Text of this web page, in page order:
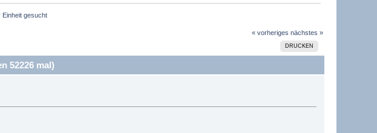
Einheit gesucht
« vorheriges nächstes »
DRUCKEN
52226 mal)